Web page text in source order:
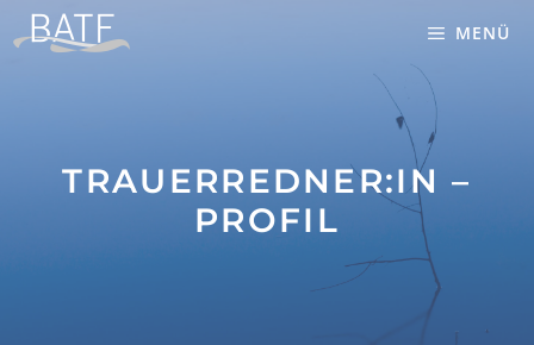
Zum
Inhalt
MENÜ
TRAUERREDNER:IN –
PROFIL